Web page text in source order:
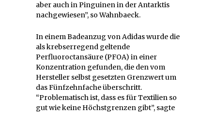
aber auch in Pinguinen in der Antarktis
nachgewiesen”, so Wahnbaeck.
In einem Badeanzug von Adidas wurde die
als krebserregend geltende
Perfluoroctansäure (PFOA) in einer
Konzentration gefunden, die den vom
Hersteller selbst gesetzten Grenzwert um
das Fünfzehnfache überschritt.
“Problematisch ist, dass es für Textilien so
gut wie keine Höchstgrenzen gibt”, sagte